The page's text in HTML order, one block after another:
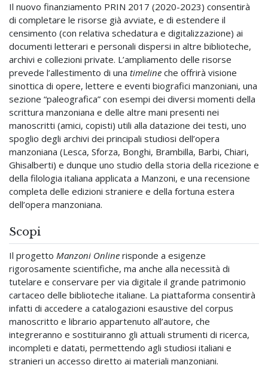
Il nuovo finanziamento PRIN 2017 (2020-2023) consentirà
di completare le risorse già avviate, e di estendere il
censimento (con relativa schedatura e digitalizzazione) ai
documenti letterari e personali dispersi in altre biblioteche,
archivi e collezioni private. L’ampliamento delle risorse
prevede l’allestimento di una timeline che offrirà visione
sinottica di opere, lettere e eventi biografici manzoniani, una
sezione “paleografica” con esempi dei diversi momenti della
scrittura manzoniana e delle altre mani presenti nei
manoscritti (amici, copisti) utili alla datazione dei testi, uno
spoglio degli archivi dei principali studiosi dell’opera
manzoniana (Lesca, Sforza, Bonghi, Brambilla, Barbi, Chiari,
Ghisalberti) e dunque uno studio della storia della ricezione e
della filologia italiana applicata a Manzoni, e una recensione
completa delle edizioni straniere e della fortuna estera
dell’opera manzoniana.
Scopi
Il progetto Manzoni Online risponde a esigenze
rigorosamente scientifiche, ma anche alla necessità di
tutelare e conservare per via digitale il grande patrimonio
cartaceo delle biblioteche italiane. La piattaforma consentirà
infatti di accedere a catalogazioni esaustive del corpus
manoscritto e librario appartenuto all’autore, che
integreranno e sostituiranno gli attuali strumenti di ricerca,
incompleti e datati, permettendo agli studiosi italiani e
stranieri un accesso diretto ai materiali manzoniani.